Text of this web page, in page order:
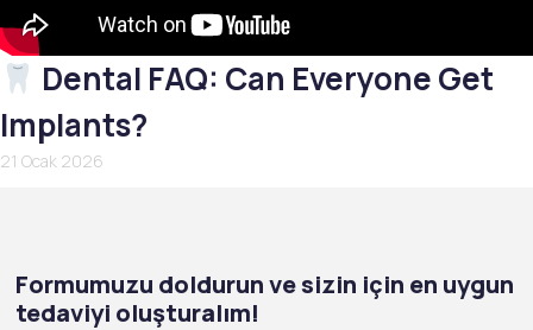
Dental FAQ: Can Everyone Get
Implants?
21 Ocak 2026
Formumuzu doldurun ve sizin için en uygun
tedaviyi oluşturalım!